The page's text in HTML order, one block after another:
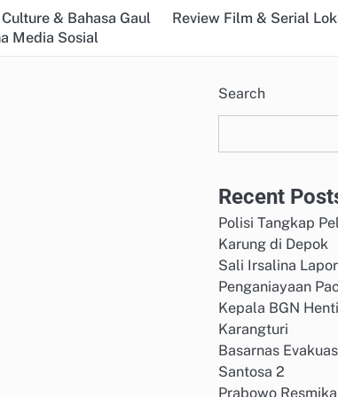
& Bahasa Gaul
Review Film & Serial
Media Sosial
Search
Recent
Polisi Tangkap
Karung di Depok
Sali Irsalina
Penganiayaan
Kepala BGN
Karangturi
Basarnas
Santosa 2
Prabowo